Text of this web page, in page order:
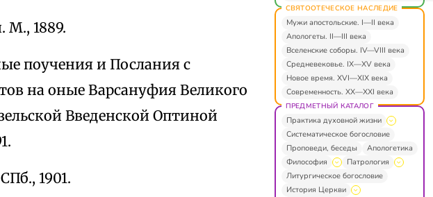
М., 1889.
поучения и Послания с
на оные Варсануфия Великого
Введенской Оптиной
1901.
СВЯТООТЕЧЕСКОЕ НАСЛЕДИЕ
Мужи апостольские. I—II века
Апологеты. II—III века
Вселенские соборы. IV—VIII века
Средневековье. IX—XV века
Новое время. XVI—XIX века
Современность. XX—XXI века
ПРЕДМЕТНЫЙ КАТАЛОГ
Практика духовной жизни
Систематическое богословие
Проповеди, беседы
Апологетика
Философия
Патрология
Литургическое богословие
История Церкви